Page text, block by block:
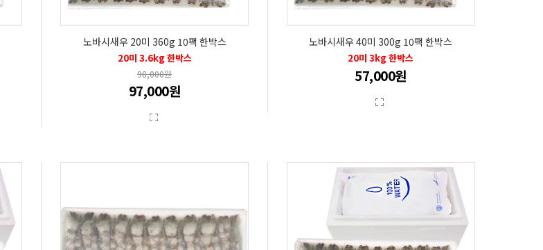
노바시새우 20미 360g 10팩 한박스
20미 3.6kg 한박스
98,000원
97,000원
노바시새우 40미 300g 10팩 한박스
20미 3kg 한박스
57,000원